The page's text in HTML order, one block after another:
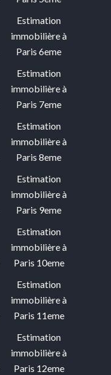
Estimation
immobilière à
Paris 6eme
Estimation
immobilière à
Paris 7eme
Estimation
immobilière à
Paris 8eme
Estimation
immobilière à
Paris 9eme
Estimation
immobilière à
Paris 10eme
Estimation
immobilière à
Paris 11eme
Estimation
immobilière à
Paris 12eme